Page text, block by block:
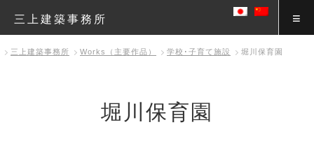
三上建築事務所
三上建築事務所 Works（主要作品） 学校･子育て施設 堀川保育園
堀川保育園